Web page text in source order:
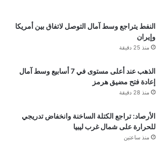
النفط يتراجع وسط آمال التوصل لاتفاق بين أمريكا
وإيران
منذ 25 دقيقة
الذهب عند أعلى مستوى في 7 أسابيع وسط آمال
إعادة فتح مضيق هرمز
منذ 28 دقيقة
الأرصاد: تراجع الكتلة الساخنة وانخفاض تدريجي
للحرارة على شمال غرب ليبيا
منذ ساعتين